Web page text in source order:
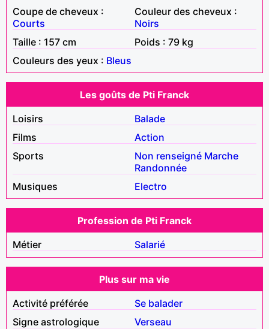
Coupe de cheveux :
Courts
Couleur des cheveux :
Noirs
Taille : 157 cm
Poids : 79 kg
Couleurs des yeux : Bleus
Les goûts de Pti Franck
Loisirs
Balade
Films
Action
Sports
Non renseigné Marche
Randonnée
Musiques
Electro
Profession de Pti Franck
Métier
Salarié
Plus sur ma vie
Activité préférée
Se balader
Signe astrologique
Verseau